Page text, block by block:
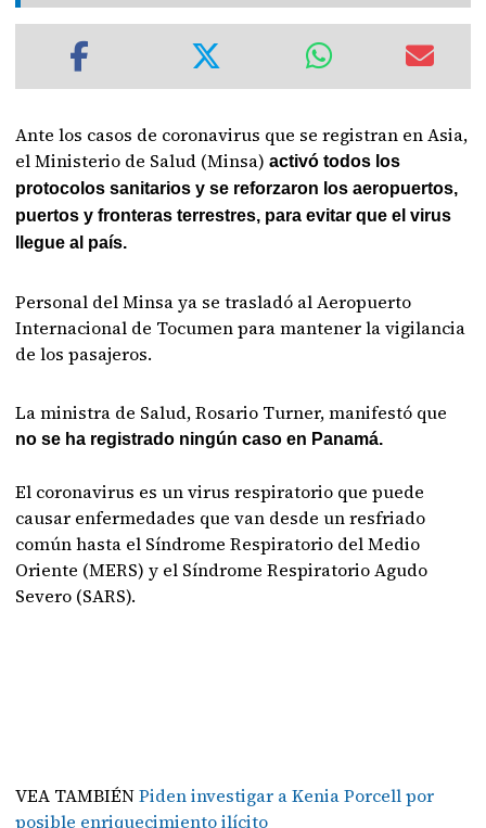
Ante los casos de coronavirus que se registran en Asia,
el Ministerio de Salud (Minsa)activó todos los
protocolos sanitarios y se reforzaron los aeropuertos,
puertos y fronteras terrestres, para evitar que el virus
llegue al país.
Personal del Minsa ya se trasladó al Aeropuerto
Internacional de Tocumen para mantener la vigilancia
de los pasajeros.
La ministra de Salud, Rosario Turner, manifestó que
no se ha registrado ningún caso en Panamá.
El coronavirus es un virus respiratorio que puede
causar enfermedades que van desde un resfriado
común hasta el Síndrome Respiratorio del Medio
Oriente (MERS) y el Síndrome Respiratorio Agudo
Severo (SARS).
VEA TAMBIÉNPiden investigar a Kenia Porcell por
posible enriquecimiento ilícito